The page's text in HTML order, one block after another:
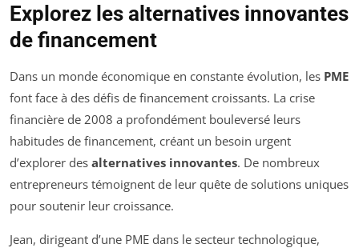
Explorez les alternatives innovantes
de financement
Dans un monde économique en constante évolution, les PME
font face à des défis de financement croissants. La crise
financière de 2008 a profondément bouleversé leurs
habitudes de financement, créant un besoin urgent
d’explorer des alternatives innovantes. De nombreux
entrepreneurs témoignent de leur quête de solutions uniques
pour soutenir leur croissance.
Jean, dirigeant d’une PME dans le secteur technologique,